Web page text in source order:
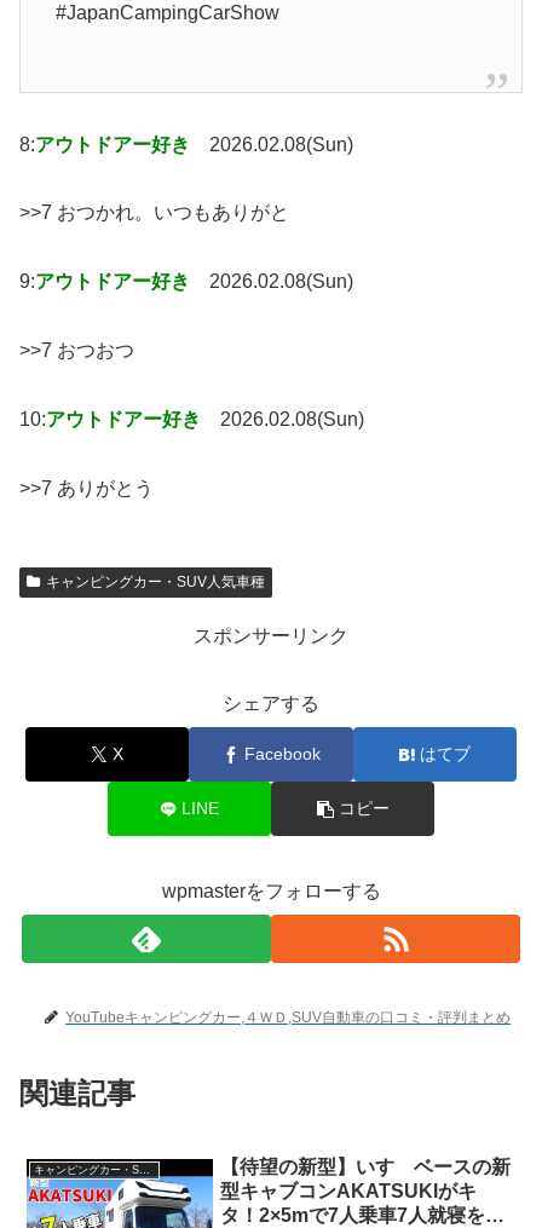
#JapanCampingCarShow
8:アウトドアー好き 2026.02.08(Sun)
>>7 おつかれ。いつもありがと
9:アウトドアー好き 2026.02.08(Sun)
>>7 おつおつ
10:アウトドアー好き 2026.02.08(Sun)
>>7 ありがとう
キャンピングカー・SUV人気車種
スポンサーリンク
シェアする
X Facebook はてブ
LINE コピー
wpmasterをフォローする
YouTubeキャンピングカー,４ＷＤ,SUV自動車の口コミ・評判まとめ
関連記事
キャンピングカー・SUV人気車種
【待望の新型】いすゞベースの新
型キャブコンAKATSUKIがキ
タ！2×5mで7人乗車7人就寝を可